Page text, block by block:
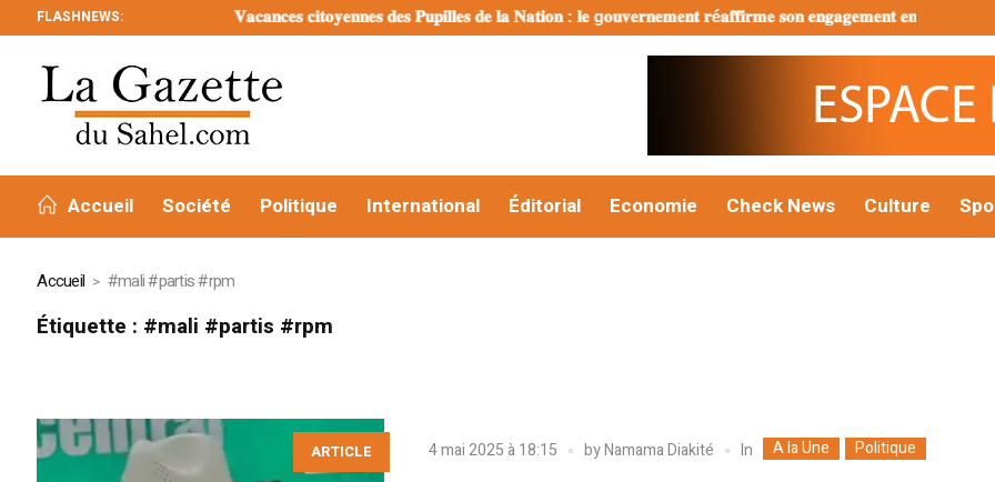
FLASHNEWS: 𝐕𝐚𝐜𝐚𝐧𝐜𝐞𝐬 𝐜𝐢𝐭𝐨𝐲𝐞𝐧𝐧𝐞𝐬 𝐝𝐞𝐬 𝐏𝐮𝐩𝐢𝐥𝐥𝐞𝐬 𝐝𝐞 𝐥𝐚 𝐍𝐚𝐭𝐢𝐨𝐧 : 𝐥𝐞 g𝐨𝐮𝐯𝐞𝐫𝐧𝐞𝐦𝐞𝐧𝐭 𝐫é𝐚𝐟𝐟𝐢𝐫𝐦𝐞 𝐬𝐨𝐧 𝐞𝐧𝐠𝐚𝐠𝐞𝐦𝐞𝐧𝐭 𝐞𝐧 𝐟𝐚𝐯𝐞𝐮𝐫 𝐝’𝐮𝐧𝐞
Accueil Société Politique International Éditorial Economie Check News Culture
Accueil #mali #partis #rpm
Étiquette : #mali #partis #rpm
ARTICLE 4 mai 2025 à 18:15 byNamama Diakité In A la Une Politique